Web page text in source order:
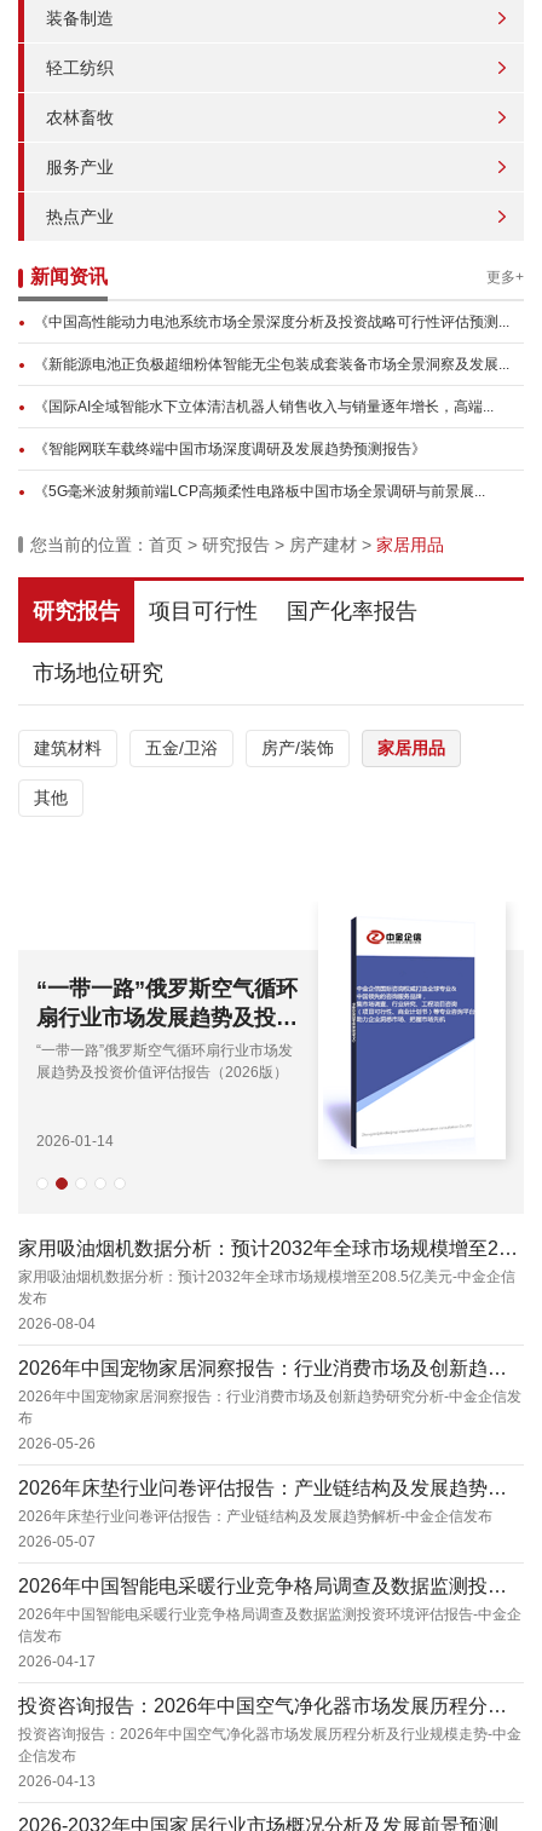
装备制造
轻工纺织
农林畜牧
服务产业
热点产业
新闻资讯 更多+
《中国高性能动力电池系统市场全景深度分析及投资战略可行性评估预测...
《新能源电池正负极超细粉体智能无尘包装成套装备市场全景洞察及发展...
《国际AI全域智能水下立体清洁机器人销售收入与销量逐年增长，高端...
《智能网联车载终端中国市场深度调研及发展趋势预测报告》
《5G毫米波射频前端LCP高频柔性电路板中国市场全景调研与前景展...
您当前的位置： 首页 > 研究报告 > 房产建材 > 家居用品
研究报告 项目可行性 国产化率报告
市场地位研究
建筑材料 五金/卫浴 房产/装饰 家居用品
其他
“一带一路”俄罗斯空气循环
扇行业市场发展趋势及投资
价值评估报告（2026版）
“一带一路”俄罗斯空气循环扇行业市场发
展趋势及投资价值评估报告（2026版）
2026-01-14
家用吸油烟机数据分析：预计2032年全球市场规模增至208.5亿美元-中金企信发布
家用吸油烟机数据分析：预计2032年全球市场规模增至208.5亿美元-中金企信
发布
2026-08-04
2026年中国宠物家居洞察报告：行业消费市场及创新趋势研究分析-中金企信发布
2026年中国宠物家居洞察报告：行业消费市场及创新趋势研究分析-中金企信发
布
2026-05-26
2026年床垫行业问卷评估报告：产业链结构及发展趋势解析-中金企信发布
2026年床垫行业问卷评估报告：产业链结构及发展趋势解析-中金企信发布
2026-05-07
2026年中国智能电采暖行业竞争格局调查及数据监测投资环境评估报告-中金企信发布
2026年中国智能电采暖行业竞争格局调查及数据监测投资环境评估报告-中金企
信发布
2026-04-17
投资咨询报告：2026年中国空气净化器市场发展历程分析及行业规模走势-中金企信发布
投资咨询报告：2026年中国空气净化器市场发展历程分析及行业规模走势-中金
企信发布
2026-04-13
2026-2032年中国家居行业市场概况分析及发展前景预测